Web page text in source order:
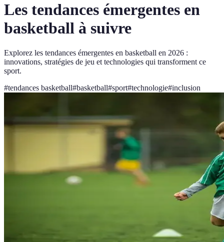
Les tendances émergentes en
basketball à suivre
Explorez les tendances émergentes en basketball en 2026 :
innovations, stratégies de jeu et technologies qui transforment ce
sport.
#tendances basketball#basketball#sport#technologie#inclusion